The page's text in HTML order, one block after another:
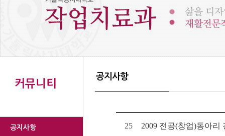
커뮤니티
공지사항
공지사항
25 2009 전공(창업)동아리